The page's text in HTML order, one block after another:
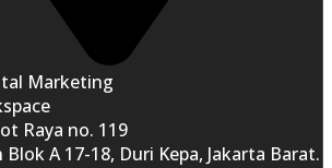
Marketing
Raya no. 119
A 17-18, Duri Kepa, Jakarta Barat.